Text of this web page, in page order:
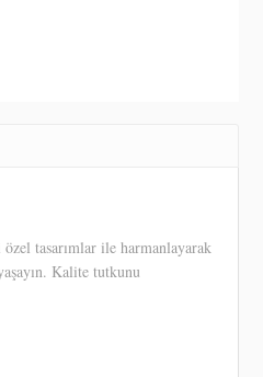
tasarımlar ile harmanlayarak
Kalite tutkunu